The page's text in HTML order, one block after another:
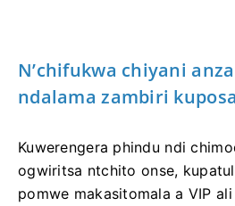
N’chifukwa chiyani
ndalama zambiri
Kuwerengera phindu ndi
ogwiritsa ntchito onse,
pomwe makasitomala a VIP